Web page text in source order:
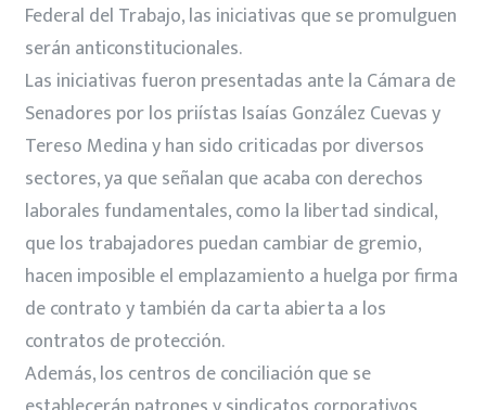
Federal del Trabajo, las iniciativas que se promulguen
serán anticonstitucionales.
Las iniciativas fueron presentadas ante la Cámara de
Senadores por los priístas Isaías González Cuevas y
Tereso Medina y han sido criticadas por diversos
sectores, ya que señalan que acaba con derechos
laborales fundamentales, como la libertad sindical,
que los trabajadores puedan cambiar de gremio,
hacen imposible el emplazamiento a huelga por firma
de contrato y también da carta abierta a los
contratos de protección.
Además, los centros de conciliación que se